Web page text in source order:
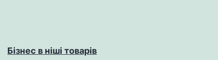
Бізнес в ніші товарів